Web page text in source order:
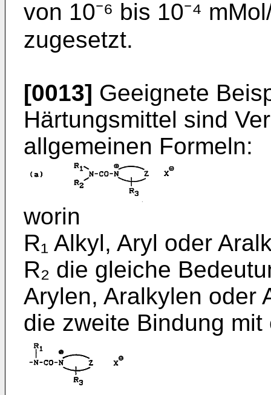
von 10⁻⁶ bis 10⁻⁴
zugesetzt.
[0013] Geeignete
Härtungsmittel sind
allgemeinen Formeln:
worin
R₁ Alkyl, Aryl oder
R₂ die gleiche
Arylen, Aralkylen oder
die zweite Bindung